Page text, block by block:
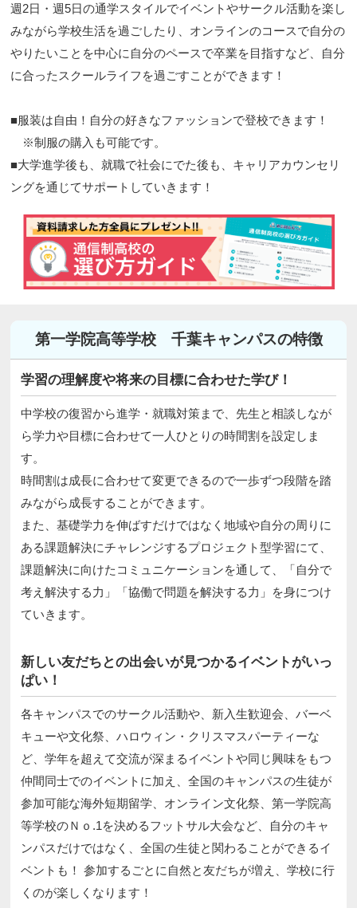
週2日・週5日の通学スタイルでイベントやサークル活動を楽し
みながら学校生活を過ごしたり、オンラインのコースで自分の
やりたいことを中心に自分のペースで卒業を目指すなど、自分
に合ったスクールライフを過ごすことができます！
■服装は自由！自分の好きなファッションで登校できます！
※制服の購入も可能です。
■大学進学後も、就職で社会にでた後も、キャリアカウンセリ
ングを通じてサポートしていきます！
第一学院高等学校 千葉キャンパスの特徴
学習の理解度や将来の目標に合わせた学び！
中学校の復習から進学・就職対策まで、先生と相談しなが
ら学力や目標に合わせて一人ひとりの時間割を設定しま
す。
時間割は成長に合わせて変更できるので一歩ずつ段階を踏
みながら成長することができます。
また、基礎学力を伸ばすだけではなく地域や自分の周りに
ある課題解決にチャレンジするプロジェクト型学習にて、
課題解決に向けたコミュニケーションを通して、「自分で
考え解決する力」「協働で問題を解決する力」を身につけ
ていきます。
新しい友だちとの出会いが見つかるイベントがいっ
ぱい！
各キャンパスでのサークル活動や、新入生歓迎会、バーベ
キューや文化祭、ハロウィン・クリスマスパーティーな
ど、学年を超えて交流が深まるイベントや同じ興味をもつ
仲間同士でのイベントに加え、全国のキャンパスの生徒が
参加可能な海外短期留学、オンライン文化祭、第一学院高
等学校のＮｏ.1を決めるフットサル大会など、自分のキャ
ンパスだけではなく、全国の生徒と関わることができるイ
ベントも！ 参加するごとに自然と友だちが増え、学校に行
くのが楽しくなります！